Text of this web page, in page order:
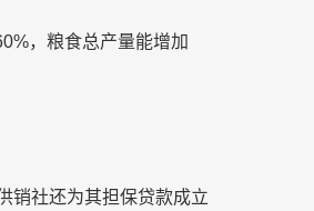
，粮食总产量能增加
销社还为其担保贷款成立